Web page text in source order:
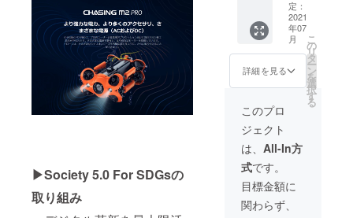
▶Society 5.0 For SDGsの
取り組み
本品は
浜茹で
してあ
ります
ので、
そのま
られま
す。
ります
のでそ
のまま
豪快に
かぶり
つく
と、旨
みが
あって
非常に
美味し
く頂け
ます。
もちろ
んかに
みそも
たっぷ
YAMAH
A DER
チャー
ターし
て行き
たい場
所、や
りたい
ことを
リクエ
ストし
てくだ
さい。
（ご要
望にお
応えで
定：
2021
年07
月
詳細を見る
こ
の
リ
タ
ー
ン
を
選
択
す
る
このプロ
ジェクト
は、 All-In方
式です。
目標金額に
関わらず、